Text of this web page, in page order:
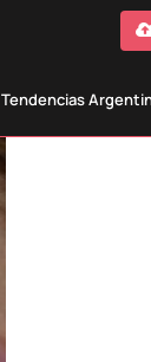
Tendencias